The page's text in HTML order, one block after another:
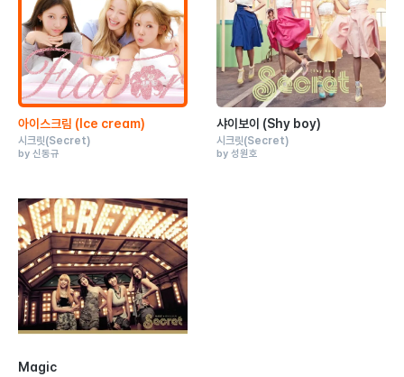
아이스크림 (Ice cream)
시크릿(Secret)
by 신동규
샤이보이 (Shy boy)
시크릿(Secret)
by 성원호
Magic